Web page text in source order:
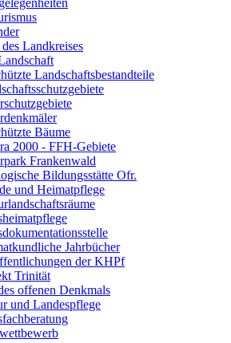
Landkreises
Landschaftsbestandteile
Bäume
2000 - FFH-Gebiete
Frankenwald
Bildungsstätte Ofr.
und Heimatpflege
Jahrbücher
der KHPf
Trinität
offenen Denkmals
und Landespflege